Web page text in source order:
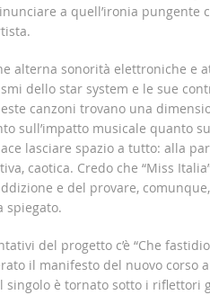
a quell’ironia pungente
alterna sonorità elettroniche e
dello star system e le sue
canzoni trovano una
sull’impatto musicale quanto
lasciare spazio a tutto: alla
caotica. Credo che “Miss
e del provare,
spiegato.
del progetto c’è “Che
il manifesto del nuovo corso
è tornato sotto i riflettori